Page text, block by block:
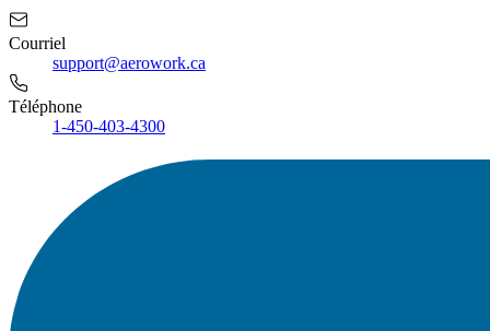
Courriel
support@aerowork.ca
Téléphone
1-450-403-4300